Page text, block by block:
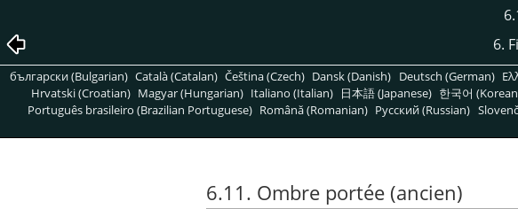
6.
български (Bulgarian) Català (Catalan) Čeština (Czech) Dansk (Danish) Deutsch (German)
Hrvatski (Croatian) Magyar (Hungarian) Italiano (Italian) 日本語 (Japanese) 한국어
Português brasileiro (Brazilian Portuguese) Română (Romanian) Pусский (Russian)
6.11. Ombre portée (ancien)